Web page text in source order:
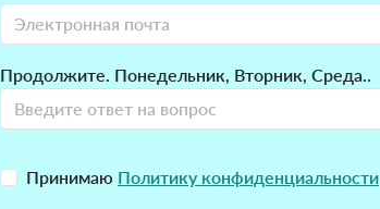
Продолжите. Понедельник, Вторник, Среда..
Принимаю Политику конфиденциальности